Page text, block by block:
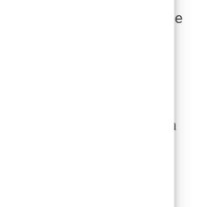
samo folikule dlaka koje
potrebnih sesija ovisi o
i području koje se
dlačica temelji se na
laserska energija cilja
oštećenja okolne kože.
koji se koristi i